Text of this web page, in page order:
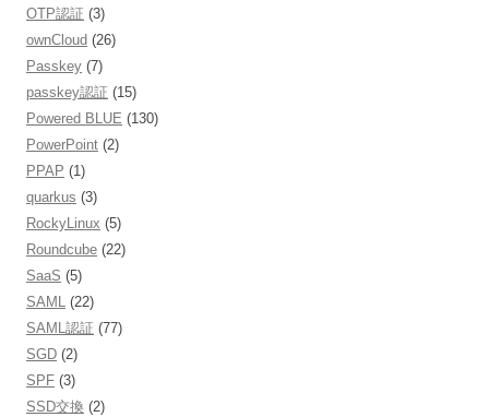
OTP認証 (3)
ownCloud (26)
Passkey (7)
passkey認証 (15)
Powered BLUE (130)
PowerPoint (2)
PPAP (1)
quarkus (3)
RockyLinux (5)
Roundcube (22)
SaaS (5)
SAML (22)
SAML認証 (77)
SGD (2)
SPF (3)
SSD交換 (2)